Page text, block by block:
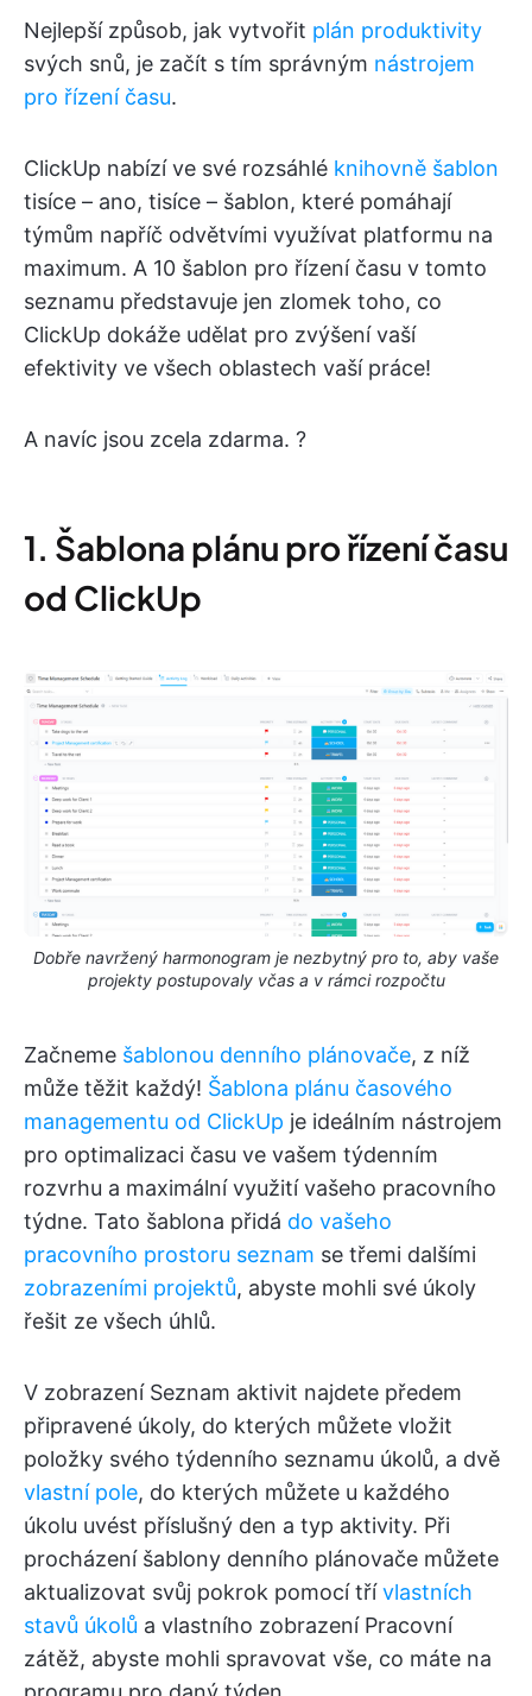
Nejlepší způsob, jak vytvořit plán produktivity
svých snů, je začít s tím správným nástrojem
pro řízení času.
ClickUp nabízí ve své rozsáhlé knihovně šablon
tisíce – ano, tisíce – šablon, které pomáhají
týmům napříč odvětvími využívat platformu na
maximum. A 10 šablon pro řízení času v tomto
seznamu představuje jen zlomek toho, co
ClickUp dokáže udělat pro zvýšení vaší
efektivity ve všech oblastech vaší práce!
A navíc jsou zcela zdarma. ?
1. Šablona plánu pro řízení času
od ClickUp
Dobře navržený harmonogram je nezbytný pro to, aby vaše
projekty postupovaly včas a v rámci rozpočtu
Začneme šablonou denního plánovače, z níž
může těžit každý! Šablona plánu časového
managementu od ClickUp je ideálním nástrojem
pro optimalizaci času ve vašem týdenním
rozvrhu a maximální využití vašeho pracovního
týdne. Tato šablona přidá do vašeho
pracovního prostoru seznam se třemi dalšími
zobrazeními projektů, abyste mohli své úkoly
řešit ze všech úhlů.
V zobrazení Seznam aktivit najdete předem
připravené úkoly, do kterých můžete vložit
položky svého týdenního seznamu úkolů, a dvě
vlastní pole, do kterých můžete u každého
úkolu uvést příslušný den a typ aktivity. Při
procházení šablony denního plánovače můžete
aktualizovat svůj pokrok pomocí třívlastních
stavů úkolů a vlastního zobrazení Pracovní
zátěž, abyste mohli spravovat vše, co máte na